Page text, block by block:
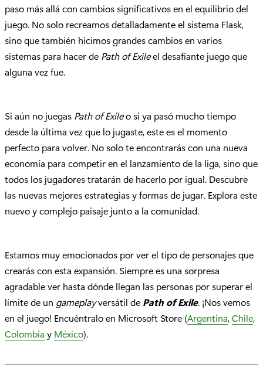
paso más allá con cambios significativos en el equilibrio del
juego. No solo recreamos detalladamente el sistema Flask,
sino que también hicimos grandes cambios en varios
sistemas para hacer de Path of Exileel desafiante juego que
alguna vez fue.
Si aún no juegas Path of Exileo si ya pasó mucho tiempo
desde la última vez que lo jugaste, este es el momento
perfecto para volver. No solo te encontrarás con una nueva
economía para competir en el lanzamiento de la liga, sino que
todos los jugadores tratarán de hacerlo por igual. Descubre
las nuevas mejores estrategias y formas de jugar. Explora este
nuevo y complejo paisaje junto a la comunidad.
Estamos muy emocionados por ver el tipo de personajes que
crearás con esta expansión. Siempre es una sorpresa
agradable ver hasta dónde llegan las personas por superar el
límite de un gameplayversátil de Path of Exile. ¡Nos vemos
en el juego! Encuéntralo en Microsoft Store (Argentina,Chile,
Colombia y México).